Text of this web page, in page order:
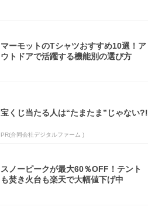
マーモットのTシャツおすすめ10選！ア
ウトドアで活躍する機能別の選び方
宝くじ当たる人は“たまたま”じゃない?!
PR(合同会社デジタルファーム )
スノーピークが最大60％OFF！テント
も焚き火台も楽天で大幅値下げ中